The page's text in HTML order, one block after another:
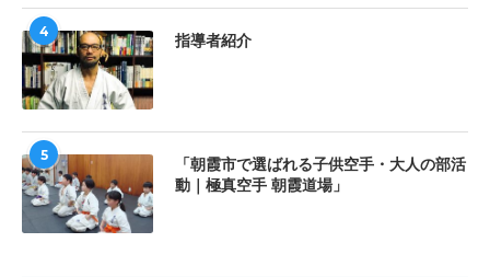
4
指導者紹介
5
「朝霞市で選ばれる子供空手・大人の部活
動｜極真空手 朝霞道場」